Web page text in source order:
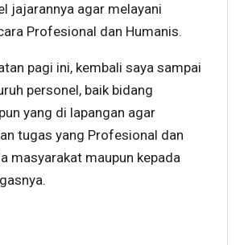
jajarannya agar melayani
Profesional dan Humanis.
pagi ini, kembali saya sampai
personel, baik bidang
yang di lapangan agar
tugas yang Profesional dan
masyarakat maupun kepada